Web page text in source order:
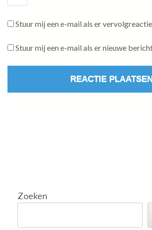
Stuur mij een e-mail als er
Stuur mij een e-mail als er nieuwe
Zoeken